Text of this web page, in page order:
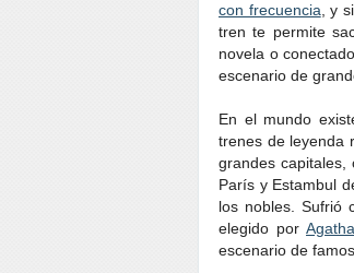
con frecuencia , y
tren te permite
novela o
escenario de
En el mundo
trenes de leyenda
grandes capitales,
París y Estambul
los nobles. Sufrió
elegido por
escenario de